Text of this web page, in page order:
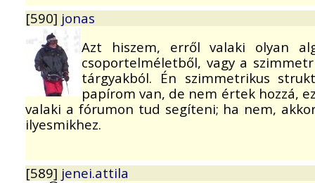
[590] jonas
Azt hiszem, erről valaki olyan
csoportelméletből, vagy a
tárgyakból. Én szimmetrikus
papírom van, de nem értek hozzá,
valaki a fórumon tud segíteni; ha nem,
ilyesmikhez.
[589] jenei.attila